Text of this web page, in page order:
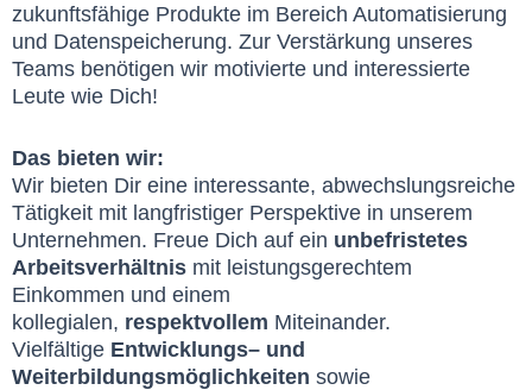
zukunftsfähige Produkte im Bereich Automatisierung
und Datenspeicherung. Zur Verstärkung unseres
Teams benötigen wir motivierte und interessierte
Leute wie Dich!
Das bieten wir:
Wir bieten Dir eine interessante, abwechslungsreiche
Tätigkeit mit langfristiger Perspektive in unserem
Unternehmen. Freue Dich auf ein unbefristetes
Arbeitsverhältnis mit leistungsgerechtem
Einkommen und einem
kollegialen, respektvollem Miteinander.
Vielfältige Entwicklungs– und
Weiterbildungsmöglichkeiten sowie